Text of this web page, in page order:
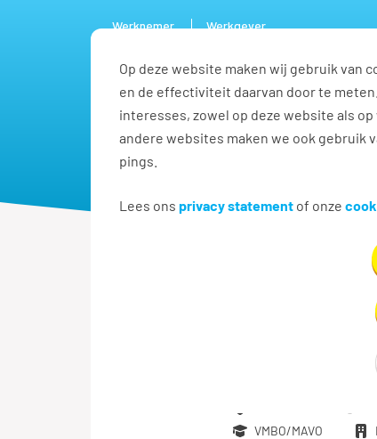
Op deze website maken wij gebruik van
en de effectiviteit daarvan door te
interesses, zowel op deze website als
andere websites maken we ook gebruik
pings.
Lees ons privacy statement of onze
Werknemer Werkgever
VMBO/MAVO